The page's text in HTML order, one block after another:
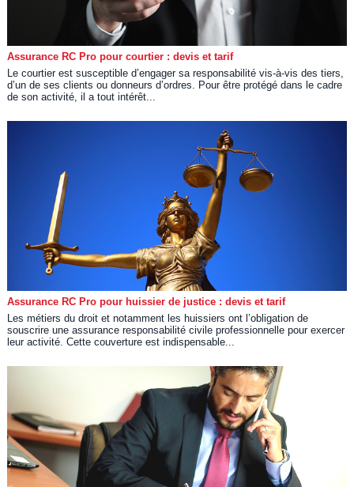
Assurance RC Pro pour courtier : devis et tarif
Le courtier est susceptible d’engager sa responsabilité vis-à-vis des tiers,
d’un de ses clients ou donneurs d’ordres. Pour être protégé dans le cadre
de son activité, il a tout intérêt...
Assurance RC Pro pour huissier de justice : devis et tarif
Les métiers du droit et notamment les huissiers ont l’obligation de
souscrire une assurance responsabilité civile professionnelle pour exercer
leur activité. Cette couverture est indispensable...